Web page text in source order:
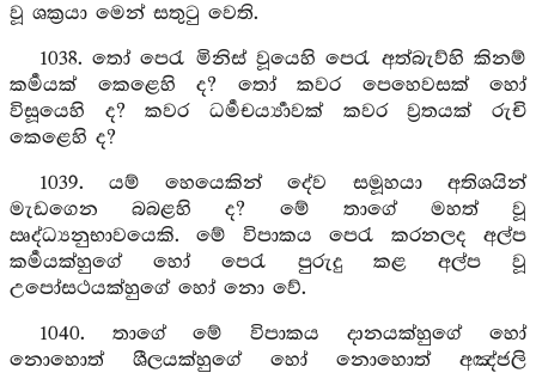
වූ ශක්‍රයා මෙන් සතුටු වෙති.
1038. තෝ පෙරැ මිනිස් වූයෙහි පෙරැ අත්බැව්හි කිනම්
කර්‍මයක් කෙළෙහි ද? තෝ කවර පෙහෙවසක් හෝ
විසූයෙහි ද? කවර ධර්‍මචර්‍ය්‍යාවක් කවර ව්‍රතයක් රුචි
කෙළෙහි ද?
1039. යම් හෙයෙකින් දේව සමූහයා අතිශයින්
මැඩගෙන බබළහි ද? මේ තාගේ මහත් වූ
ඍද්ධ්‍යනුභාවයෙකි. මේ විපාකය පෙරැ කරනලද අල්ප
කර්‍මයක්හුගේ හෝ පෙරැ පුරුදු කළ අල්ප වූ
උපෝසථයක්හුගේ හෝ නො වේ.
1040. තාගේ මේ විපාකය දානයක්හුගේ හෝ
නොහොත් ශීලයක්හුගේ හෝ නොහොත් අඤ්ජලි